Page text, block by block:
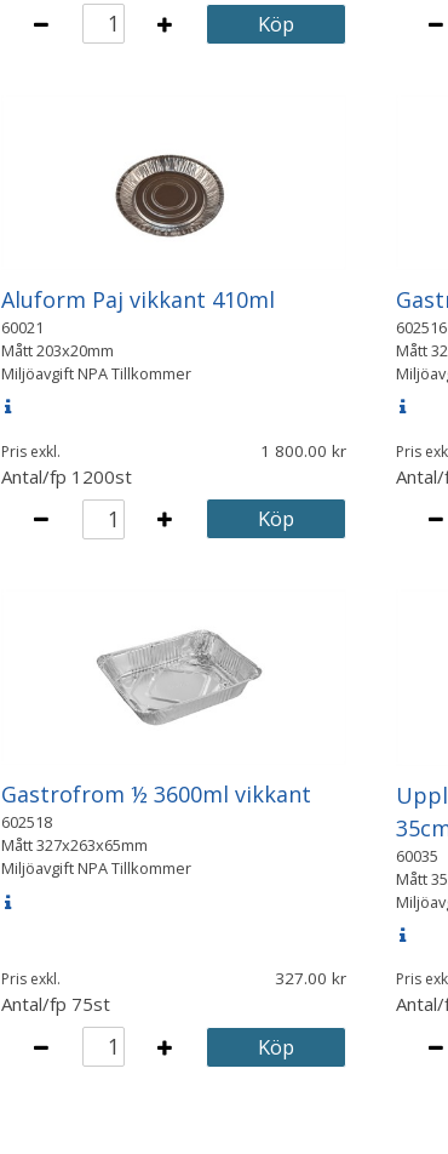
Köp
Aluform Paj vikkant 410ml
60021
Mått203x20mm
Miljöavgift NPA Tillkommer
Pris exkl. 1 800.00
Antal/fp 1200st
Köp
602516
Mått
Pris
Gastrofrom ½ 3600ml vikkant
602518
Mått327x263x65mm
Miljöavgift NPA Tillkommer
Pris exkl. 327.00
Antal/fp 75st
Köp
60035
Mått
Pris